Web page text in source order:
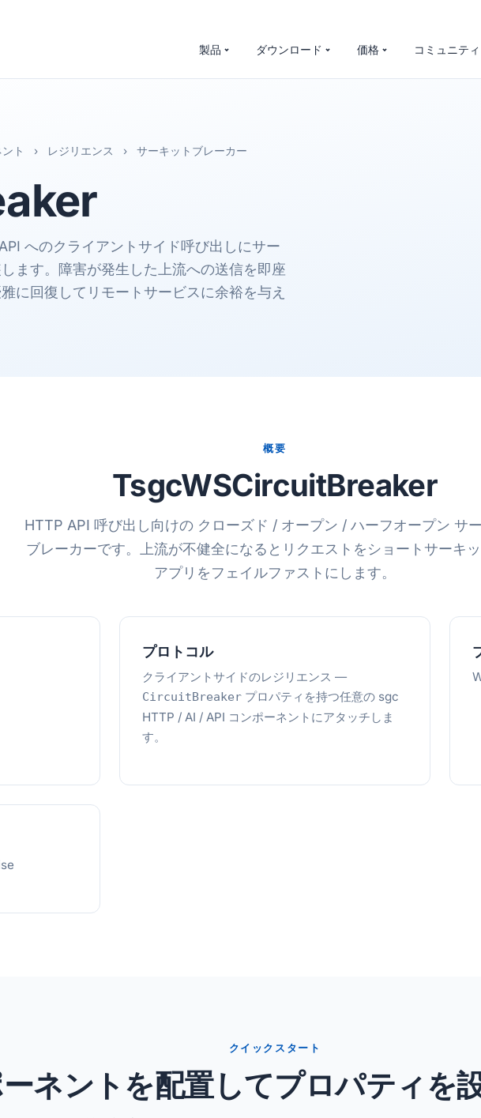
製品 ダウンロード 価格 コミュニティ
ト › レジリエンス › サーキットブレーカー
へのクライアントサイド呼び出しにサー
ます。障害が発生した上流への送信を即座
に回復してリモートサービスに余裕を与え
概要
TsgcWSCircuitBreaker
HTTP API 呼び出し向けの クローズド / オープン / ハーフオープン サ
ブレーカーです。上流が不健全になるとリクエストをショートサーキッ
アプリをフェイルファストにします。
プロトコル
クライアントサイドのレジリエンス ―
CircuitBreakerプロパティを持つ任意の sgc
HTTP / AI / API コンポーネントにアタッチしま
す。
クイックスタート
ネントを配置してプロパティを